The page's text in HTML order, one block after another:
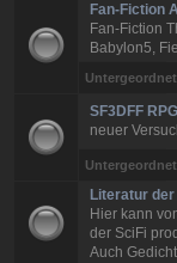
Fan-Fiction
Fan-Fiction
Babylon5,
SF3DFF
neuer
Literatur
Hier kann
der SciFi
Auch